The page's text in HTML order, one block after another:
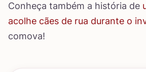
Conheça também a história de
acolhe cães de rua durante o
comova!